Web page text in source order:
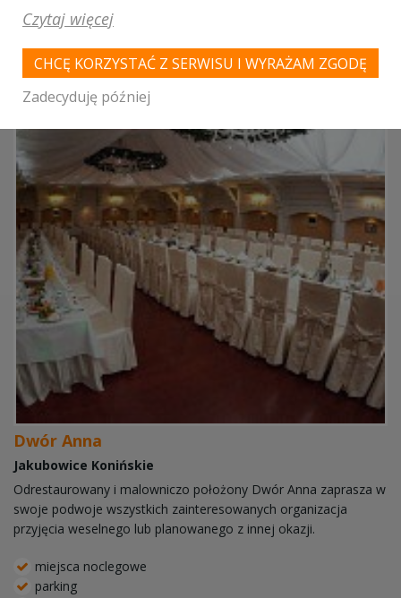
Dwór Anna
Jakubowice Konińskie
Odrestaurowany i malowniczo położony Dwór Anna zaprasza w
swoje podwoje wszystkich zainteresowanych organizacja
przyjęcia weselnego lub planowanego z innej okazji.
miejsca noclegowe
parking
Czytaj więcej
CHCĘ KORZYSTAĆ Z SERWISU I WYRAŻAM ZGODĘ
Zadecyduję później